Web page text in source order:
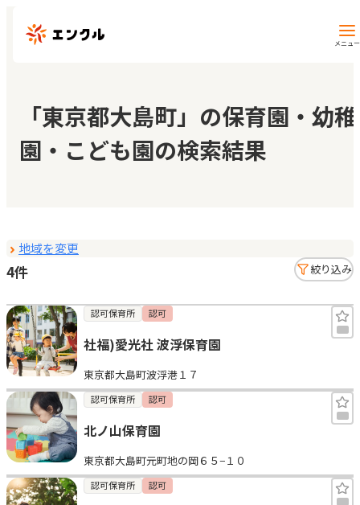
メニュー
保育園・幼稚園を探す
地図から探す
マイページ
お気に入り
見学日記
メッセージ
おすすめの園
「東京都大島町」の保育園・幼稚
園・こども園の検索結果
地域を変更
4件 絞り込み
認可保育所 認可
社福)愛光社 波浮保育園
東京都大島町波浮港１７
認可保育所 認可
北ノ山保育園
東京都大島町元町地の岡６５−１０
認可保育所 認可